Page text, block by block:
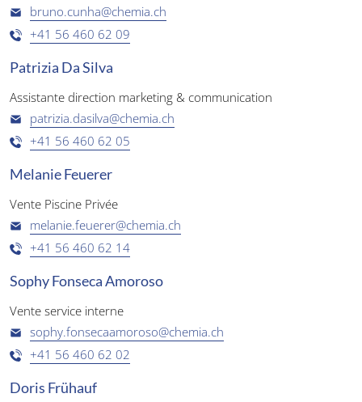
bruno.cunha@chemia.ch
+41 56 460 62 09
Patrizia Da Silva
Assistante direction marketing & communication
patrizia.dasilva@chemia.ch
+41 56 460 62 05
Melanie Feuerer
Vente Piscine Privée
melanie.feuerer@chemia.ch
+41 56 460 62 14
Sophy Fonseca Amoroso
Vente service interne
sophy.fonsecaamoroso@chemia.ch
+41 56 460 62 02
Doris Frühauf